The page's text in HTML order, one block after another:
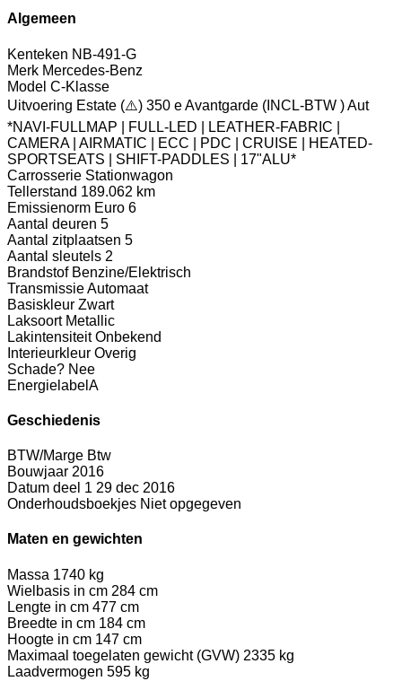
Algemeen
Kenteken NB-491-G
Merk Mercedes-Benz
Model C-Klasse
Uitvoering Estate (⚠️) 350 e Avantgarde (INCL-BTW ) Aut
*NAVI-FULLMAP | FULL-LED | LEATHER-FABRIC |
CAMERA | AIRMATIC | ECC | PDC | CRUISE | HEATED-
SPORTSEATS | SHIFT-PADDLES | 17"ALU*
Carrosserie Stationwagon
Tellerstand 189.062 km
Emissienorm Euro 6
Aantal deuren 5
Aantal zitplaatsen 5
Aantal sleutels 2
Brandstof Benzine/Elektrisch
TransmissieAutomaat
Basiskleur Zwart
Laksoort Metallic
Lakintensiteit Onbekend
Interieurkleur Overig
Schade? Nee
Energielabel A
Geschiedenis
BTW/Marge Btw
Bouwjaar 2016
Datum deel 1 29 dec 2016
Onderhoudsboekjes Niet opgegeven
Maten en gewichten
Massa 1740 kg
Wielbasis in cm 284 cm
Lengte in cm 477 cm
Breedte in cm 184 cm
Hoogte in cm 147 cm
Maximaal toegelaten gewicht (GVW) 2335 kg
Laadvermogen 595 kg